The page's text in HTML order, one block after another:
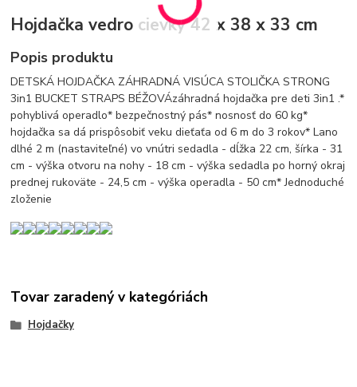
Hojdačka vedro cievky 42 x 38 x 33 cm
Popis produktu
DETSKÁ HOJDAČKA ZÁHRADNÁ VISÚCA STOLIČKA STRONG
3in1 BUCKET STRAPS BÉŽOVÁzáhradná hojdačka pre deti 3in1 .*
pohyblivá operadlo* bezpečnostný pás* nosnosť do 60 kg*
hojdačka sa dá prispôsobiť veku dieťaťa od 6 m do 3 rokov* Lano
dlhé 2 m (nastaviteľné) vo vnútri sedadla - dĺžka 22 cm, šírka - 31
cm - výška otvoru na nohy - 18 cm - výška sedadla po horný okraj
prednej rukoväte - 24,5 cm - výška operadla - 50 cm* Jednoduché
zloženie
Tovar zaradený v kategóriách
Hojdačky